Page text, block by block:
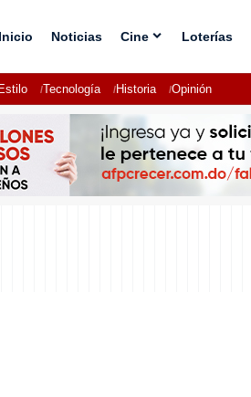
Inicio Noticias Cine Loterías
Estilo Tecnología Historia Opinión